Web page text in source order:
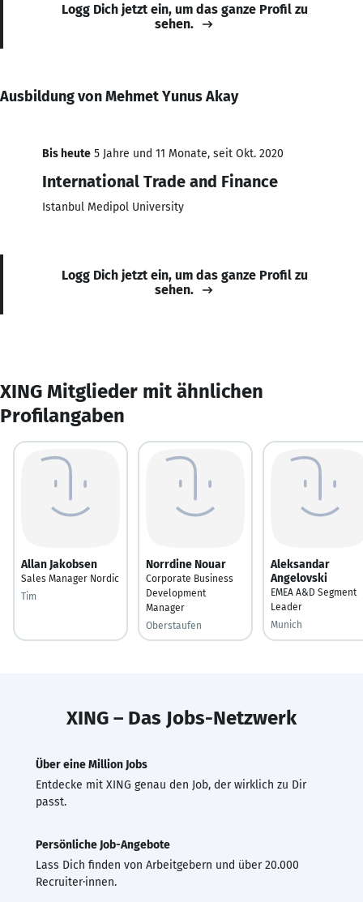
Logg Dich jetzt ein, um das ganze Profil zu
sehen.
Ausbildung von Mehmet Yunus Akay
Bis heute 5 Jahre und 11 Monate, seit Okt. 2020
International Trade and Finance
Istanbul Medipol University
Logg Dich jetzt ein, um das ganze Profil zu
sehen.
XING Mitglieder mit ähnlichen
Profilangaben
Allan Jakobsen
Sales Manager Nordic
Tim
Norrdine Nouar
Corporate Business
Development
Manager
Oberstaufen
Aleksandar
Angelovski
EMEA A&D Segment
Leader
Munich
XING – Das Jobs-Netzwerk
Über eine Million Jobs
Entdecke mit XING genau den Job, der wirklich zu Dir
passt.
Persönliche Job-Angebote
Lass Dich finden von Arbeitgebern und über 20.000
Recruiter·innen.